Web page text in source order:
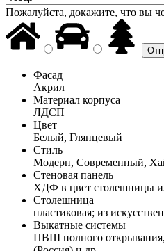
Пожалуйста, докажите, что вы
Фасад
Акрил
Материал корпуса
ЛДСП
Цвет
Белый, Глянцевый
Стиль
Модерн, Современный,
Стеновая панель
ХДФ в цвет столешницы
Столешница
пластиковая; из
Выкатные системы
ПВШ полного